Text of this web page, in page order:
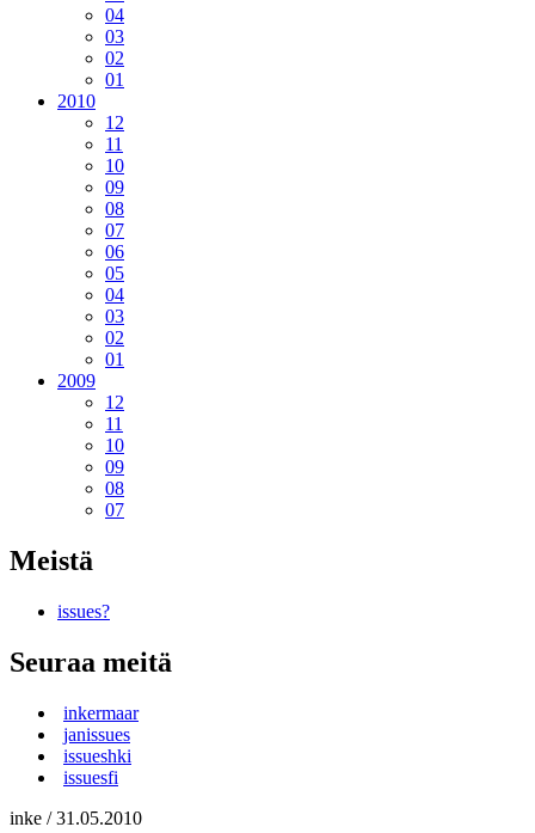
04
03
02
01
2010
12
11
10
09
08
07
06
05
04
03
02
01
2009
12
11
10
09
08
07
Meistä
issues?
Seuraa meitä
inkermaar
janissues
issueshki
issuesfi
inke /31.05.2010